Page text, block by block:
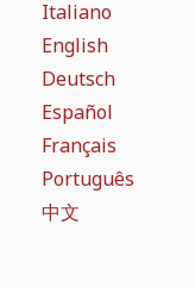
Italiano
English
Deutsch
Español
Français
Português
中文